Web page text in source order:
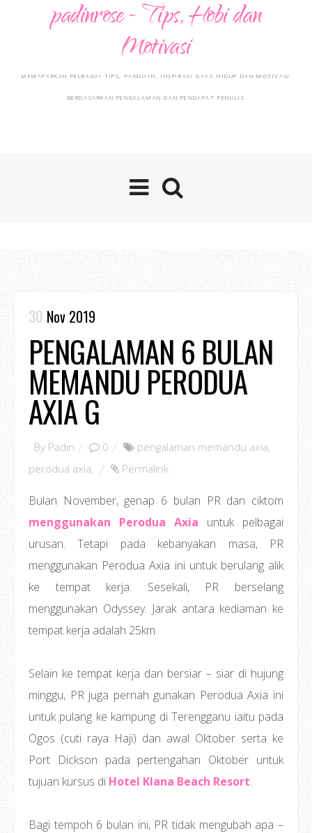
padinrose - Tips, Hobi dan
Motivasi
MEMAPARKAN PELBAGAI TIPS, PANDUAN, INSPIRASI GAYA HIDUP DAN MOTIVASI
BERDASARKAN PENGALAMAN DAN PENDAPAT PENULIS
30 Nov 2019
PENGALAMAN 6 BULAN
MEMANDU PERODUA
AXIA G
By Padin 0 pengalaman memandu axia,
perodua axia, Permalink
Bulan November, genap 6 bulan PR dan ciktom
menggunakan Perodua Axia untuk pelbagai
urusan. Tetapi pada kebanyakan masa, PR
menggunakan Perodua Axia ini untuk berulang alik
ke tempat kerja. Sesekali, PR berselang
menggunakan Odyssey. Jarak antara kediaman ke
tempat kerja adalah 25km.
Selain ke tempat kerja dan bersiar – siar di hujung
minggu, PR juga pernah gunakan Perodua Axia ini
untuk pulang ke kampung di Terengganu iaitu pada
Ogos (cuti raya Haji) dan awal Oktober serta ke
Port Dickson pada pertengahan Oktober untuk
tujuan kursus di Hotel Klana Beach Resort.
Bagi tempoh 6 bulan ini, PR tidak mengubah apa –